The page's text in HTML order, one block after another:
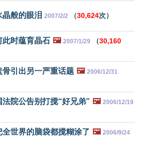
般的眼泪 2007/2/2 （30,624次）
此时蕴育晶石 🖼️ 2007/1/29 （30,160
引出另一严重话题 🖼️ 2006/12/31
院公告别打搅“好兄弟” 🖼️ 2006/12/19
世界的脑袋都搅糊涂了 🖼️ 2006/9/24